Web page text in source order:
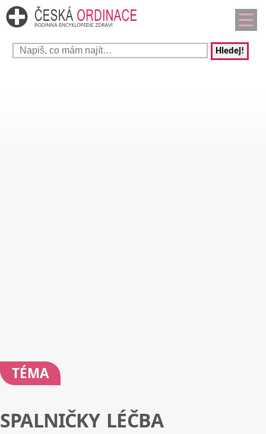
Hledej!
TÉMA
SPALNIČKY LÉČBA